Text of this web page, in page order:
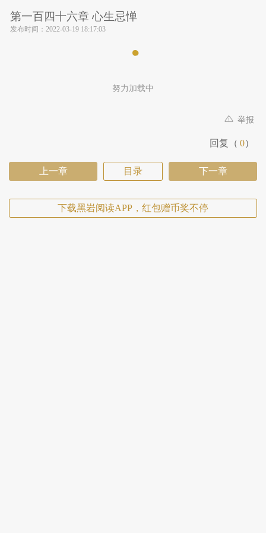
第一百四十六章 心生忌惮
发布时间： 2022-03-19 18:17:03
努力加载中
举报
回复（ 0）
上一章 目录 下一章
下载黑岩阅读APP，红包赠币奖不停